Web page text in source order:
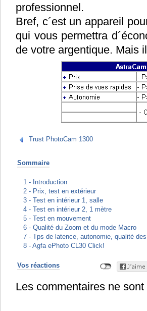
professionnel.
Bref, c´est un appareil
qui vous permettra
de votre argentique. Mais
Trust PhotoCam 1300
Sommaire
1 - Introduction
2 - Prix, test en extérieur
3 - Test en intérieur 1, salle
4 - Test en intérieur 2, 1 mètre
5 - Test en mouvement
6 - Qualité du Zoom et du mode Macro
7 - Tps de latence, autonomie, qualité
8 - Agfa ePhoto CL30 Click!
Vos réactions
Les commentaires ne